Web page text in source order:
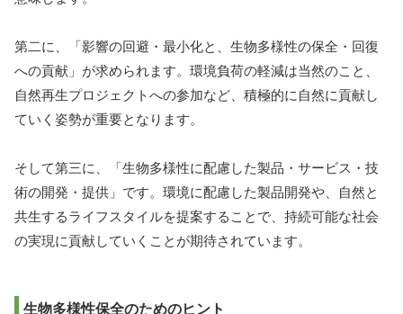
第二に、「影響の回避・最小化と、生物多様性の保全・回復
への貢献」が求められます。環境負荷の軽減は当然のこと、
自然再生プロジェクトへの参加など、積極的に自然に貢献し
ていく姿勢が重要となります。
そして第三に、「生物多様性に配慮した製品・サービス・技
術の開発・提供」です。環境に配慮した製品開発や、自然と
共生するライフスタイルを提案することで、持続可能な社会
の実現に貢献していくことが期待されています。
生物多様性保全のためのヒント